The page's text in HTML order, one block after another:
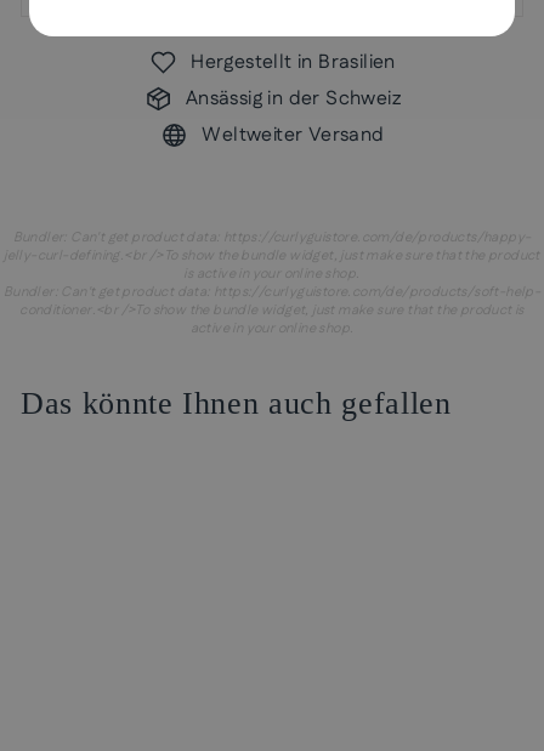
Hergestellt in Brasilien
Ansässig in der Schweiz
Weltweiter Versand
Bundler: Can't get product data: https://curlyguistore.com/de/products/happy-
jelly-curl-defining.<br />To show the bundle widget, just make sure that the product
is active in your online shop.
Bundler: Can't get product data: https://curlyguistore.com/de/products/soft-help-
conditioner.<br />To show the bundle widget, just make sure that the product is
active in your online shop.
Das könnte Ihnen auch gefallen